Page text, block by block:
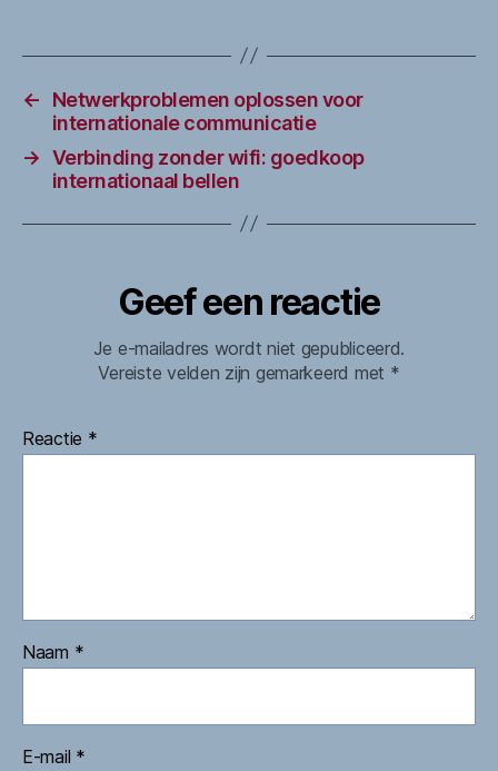
←
Netwerkproblemen oplossen voor
internationale communicatie
→ Verbinding zonder wifi: goedkoop
internationaal bellen
Geef een reactie
Je e-mailadres wordt niet gepubliceerd.
Vereiste velden zijn gemarkeerd met *
Reactie *
Naam *
E-mail *